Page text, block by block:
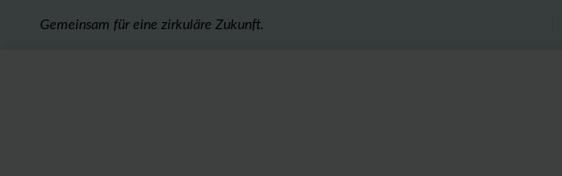
Gemeinsam für eine zirkuläre Zukunft.